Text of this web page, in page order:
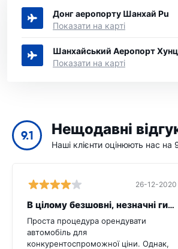
Донг аеропорту Шанхай Pu
Показати на карті
Шанхайський Аеропорт
Показати на карті
9.1 Нещодавні
Наші клієнти оцінюють нас на
26-12-2020
В цілому безшовні, незначні гикати
Проста процедура орендувати
автомобіль для
конкурентоспроможної ціни. Однак,